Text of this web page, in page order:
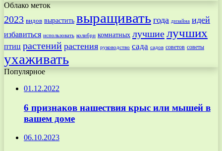
Облако меток
2023 видов вырастить выращивать года дизайна идей
избавиться использовать колибри комнатных лучшиелучших
птиц растений растения руководство сада садов советов советы
ухаживать
Популярное
01.12.2022
6 признаков нашествия крыс или мышей в
вашем доме
06.10.2023